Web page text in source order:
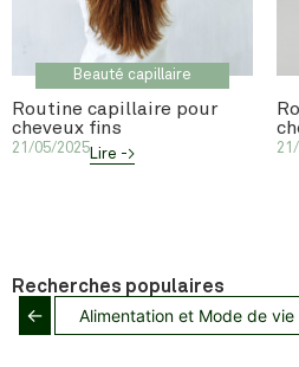
Beauté capillaire
Routine capillaire pour
cheveux fins
21/05/2025Lire ->
Recherches populaires
← Alimentation et Mode de vie